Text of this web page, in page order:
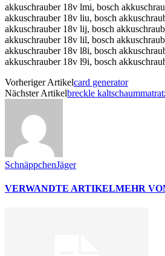
Vorheriger Artikelcard generator
Nächster Artikelbreckle
SchnäppchenJäger
VERWANDTE ARTIKELMEHR